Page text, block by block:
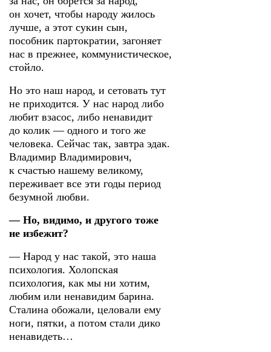
он хочет, чтобы народу жилось
лучше, а этот сукин сын,
пособник партократии, загоняет
нас в прежнее, коммунистическое,
стойло.
Но это наш народ, и сетовать тут
не приходится. У нас народ либо
любит взасос, либо ненавидит
до колик — одного и того же
человека. Сейчас так, завтра эдак.
Владимир Владимирович,
к счастью нашему великому,
переживает все эти годы период
безумной любви.
— Но, видимо, и другого тоже
не избежит?
— Народ у нас такой, это наша
психология. Холопская
психология, как мы ни хотим,
любим или ненавидим барина.
Сталина обожали, целовали ему
ноги, пятки, а потом стали дико
ненавидеть…